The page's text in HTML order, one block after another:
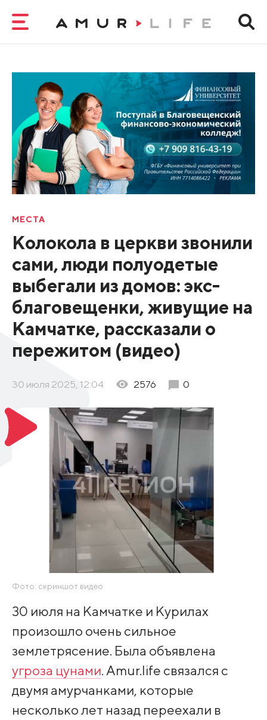
МЕСТА
Колокола в церкви звонили
сами, люди полуодетые
выбегали из домов: экс-
благовещенки, живущие на
Камчатке, рассказали о
пережитом (видео)
30 июля 2025, 12:04 2576 0
Фото: скриншот видео
30 июля на Камчатке и Курилах
произошло очень сильное
землетрясение. Была объявлена
угроза цунами. Amur.life связался с
двумя амурчанками, которые
несколько лет назад переехали в